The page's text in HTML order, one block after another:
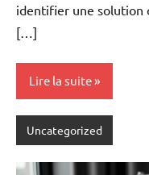
identifier une solution
[…]
Lire la suite
Uncategorized